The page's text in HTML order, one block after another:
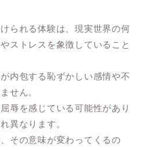
られる体験は、現実世界の何
ストレスを象徴していること
内包する恥ずかしい感情や不
せん。
辱を感じている可能性があり
異なります。
その意味が変わってくるの